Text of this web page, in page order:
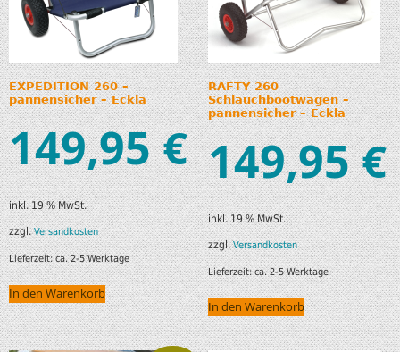
EXPEDITION 260 –
pannensicher – Eckla
149,95€
inkl. 19 % MwSt.
zzgl.Versandkosten
Lieferzeit:ca. 2-5 Werktage
In den Warenkorb
RAFTY 260
Schlauchbootwagen –
pannensicher – Eckla
149,95€
inkl. 19 % MwSt.
zzgl.Versandkosten
Lieferzeit:ca. 2-5 Werktage
In den Warenkorb